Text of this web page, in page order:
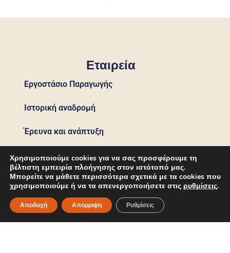
Εταιρεία
Εργοστάσιο Παραγωγής
Ιστορική αναδρομή
Έρευνα και ανάπτυξη
Εταιρεία
Επικοινωνία
Πολιτική Απορρήτου
Χρησιμοποιούμε cookies για να σας προσφέρουμε τη
βέλτιστη εμπειρία πλοήγησης στον ιστότοπό μας.
Μπορείτε να μάθετε περισσότερα σχετικά με τα cookies που
χρησιμοποιούμε ή να τα απενεργοποιήσετε στις ρυθμίσεις.
Αποδοχή Απόρριψη Ρυθμίσεις